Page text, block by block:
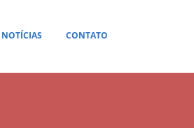
NOTÍCIAS CONTATO